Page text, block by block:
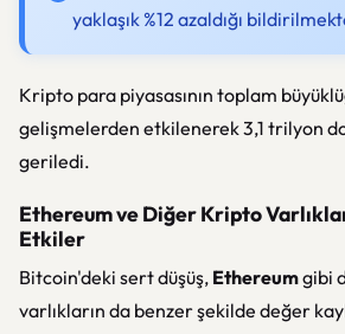
yaklaşık %12 azaldığı
Kripto para piyasasının toplam
gelişmelerden etkilenerek 3,1 trilyon
geriledi.
Ethereum ve Diğer Kripto
Etkiler
Bitcoin'deki sert düşüş, Ethereumgibi
varlıkların da benzer şekilde değer